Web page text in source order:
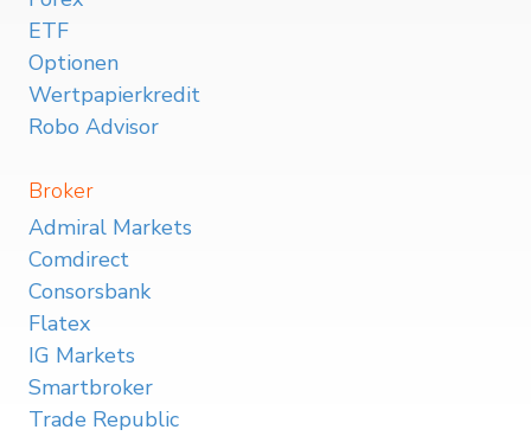
ETF
Optionen
Wertpapierkredit
Robo Advisor
Broker
Admiral Markets
Comdirect
Consorsbank
Flatex
IG Markets
Smartbroker
Trade Republic